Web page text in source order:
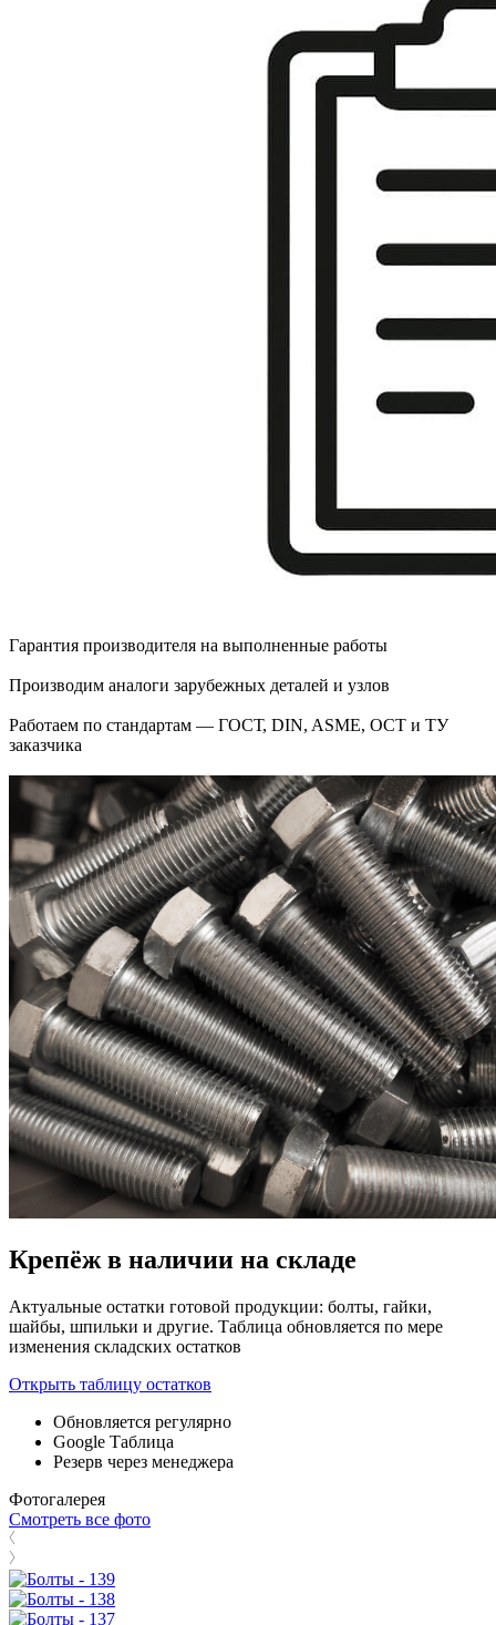
Гарантия производителя на выполненные работы
Производим аналоги зарубежных деталей и узлов
Работаем по стандартам — ГОСТ, DIN, ASME, ОСТ и ТУ
заказчика
Крепёж в наличии на складе
Актуальные остатки готовой продукции: болты, гайки,
шайбы, шпильки и другие. Таблица обновляется по мере
изменения складских остатков
Открыть таблицу остатков
Обновляется регулярно
Google Таблица
Резерв через менеджера
Фотогалерея
Смотреть все фото